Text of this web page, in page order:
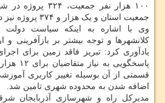
جمعیت استان و یک هزار و ۳۷۴ پروژه نیز در شهر جدید سهند است.
وی با اشاره به اینکه سیاست دولت
کلانشهرها و توجه بیشتر بر بازآفرینی
یادآوری کرد: تبریز فاقد زمین برای
اضافه شدن به محدوده شهری تامین شد.
مدیرکل راه و شهرسازی آذربایجان